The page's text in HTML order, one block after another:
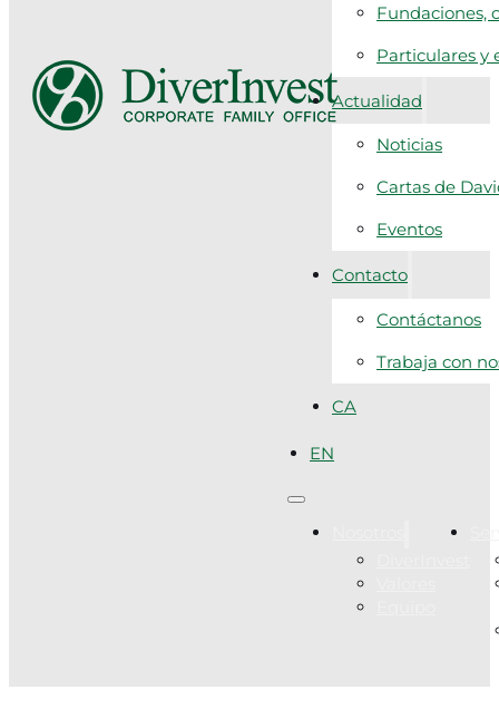
Fundaciones,
Particulares y
Actualidad
Noticias
Cartas de
Eventos
Contacto
Contáctanos
Trabaja con
CA
EN